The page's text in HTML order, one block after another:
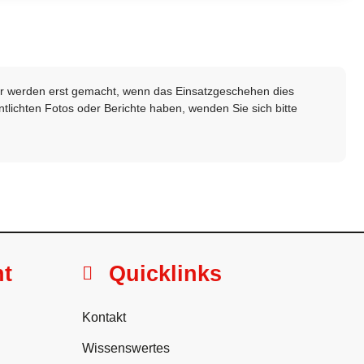
erst gemacht, wenn das Einsatzgeschehen dies
Fotos oder Berichte haben, wenden Sie sich bitte
Quicklinks
Kontakt
Wissenswertes